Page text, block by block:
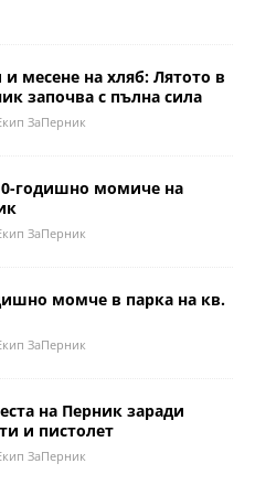
месене на хляб: Лятото в
започва с пълна сила
ЗаПерник
годишно момиче на
ЗаПерник
момче в парка на кв.
ЗаПерник
на Перник заради
и пистолет
ЗаПерник